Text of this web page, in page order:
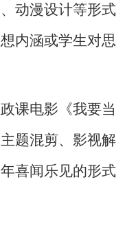
动漫设计等形式
内涵或学生对思
课电影《我要当
题混剪、影视解
喜闻乐见的形式